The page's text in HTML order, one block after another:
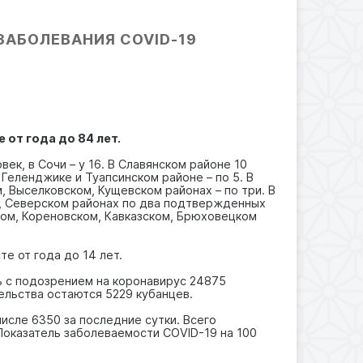
COVID-19
от года до 84 лет.
в Сочи – у 16. В Славянском районе 10
и Туапсинском районе – по 5. В
Выселковском, Кущевском районах – по три. В
районах по два подтвержденных
Кореновском, Кавказском, Брюховецком
от года до 14 лет.
с подозрением на коронавирус 24875
остаются 5229 кубанцев.
6350 за последние сутки. Всего
заболеваемости COVID-19 на 100